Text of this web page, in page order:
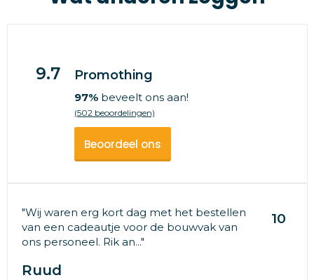
9.7 Promothing
97%beveelt ons aan!
(502 beoordelingen)
Beoordeel ons
"Wij waren erg kort dag met het bestellen
van een cadeautje voor de bouwvak van
ons personeel. Rik an..."
10
Ruud